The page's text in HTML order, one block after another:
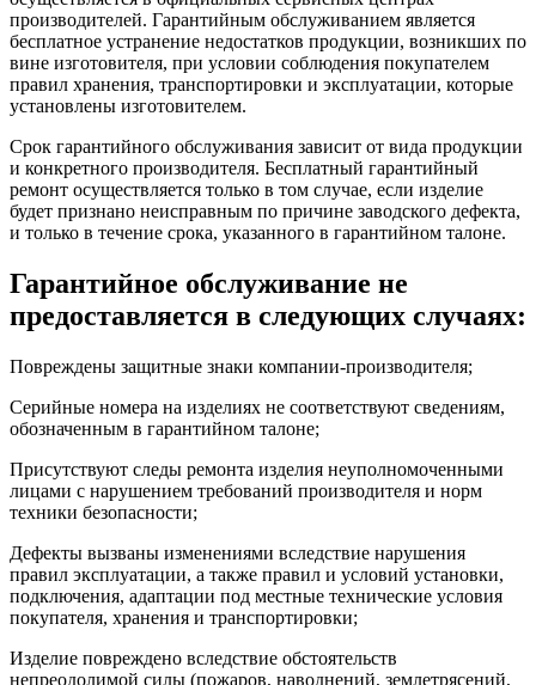
производителей. Гарантийным обслуживанием является
бесплатное устранение недостатков продукции, возникших по
вине изготовителя, при условии соблюдения покупателем
правил хранения, транспортировки и эксплуатации, которые
установлены изготовителем.
Срок гарантийного обслуживания зависит от вида продукции
и конкретного производителя. Бесплатный гарантийный
ремонт осуществляется только в том случае, если изделие
будет признано неисправным по причине заводского дефекта,
и только в течение срока, указанного в гарантийном талоне.
Гарантийное обслуживание не
предоставляется в следующих случаях:
Повреждены защитные знаки компании-производителя;
Серийные номера на изделиях не соответствуют сведениям,
обозначенным в гарантийном талоне;
Присутствуют следы ремонта изделия неуполномоченными
лицами с нарушением требований производителя и норм
техники безопасности;
Дефекты вызваны изменениями вследствие нарушения
правил эксплуатации, а также правил и условий установки,
подключения, адаптации под местные технические условия
покупателя, хранения и транспортировки;
Изделие повреждено вследствие обстоятельств
непреодолимой силы (пожаров, наводнений, землетрясений,